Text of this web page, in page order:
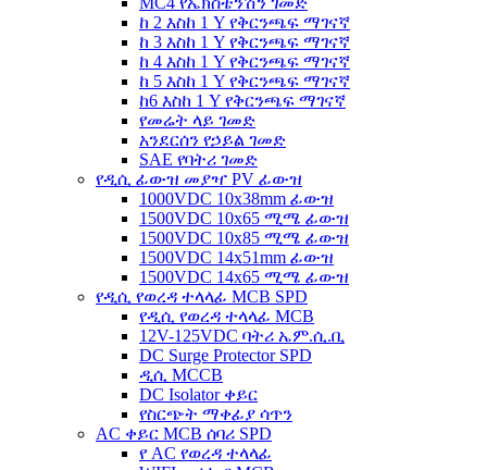
ከ 2 እስከ 1 Y የቅርንጫፍ ማገናኛ
ከ 3 እስከ 1 Y የቅርንጫፍ ማገናኛ
ከ 4 እስከ 1 Y የቅርንጫፍ ማገናኛ
ከ 5 እስከ 1 Y የቅርንጫፍ ማገናኛ
ከ6 እስከ 1 Y የቅርንጫፍ ማገናኛ
የመሬት ላይ ገመድ
አንደርሰን የኃይል ገመድ
SAE የባትሪ ገመድ
የዲሲ ፊውዝ መያዣ PV ፊውዝ
1000VDC 10x38mm ፊውዝ
1500VDC 10x65 ሚሜ ፊውዝ
1500VDC 10x85 ሚሜ ፊውዝ
1500VDC 14x51mm ፊውዝ
1500VDC 14x65 ሚሜ ፊውዝ
የዲሲ የወረዳ ተላላፊ MCB SPD
የዲሲ የወረዳ ተላላፊ MCB
12V-125VDC ባትሪ ኤም.ሲ.ቢ
DC Surge Protector SPD
ዲሲ MCCB
DC Isolator ቀይር
የስርጭት ማቀፊያ ሳጥን
AC ቀይር MCB ሰባሪ SPD
የ AC የወረዳ ተላላፊ